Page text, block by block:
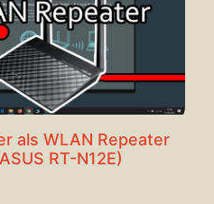
als WLAN Repeater
RT-N12E)